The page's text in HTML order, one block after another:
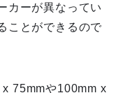
カーが異なってい
ことができるので
75mmや100mm x